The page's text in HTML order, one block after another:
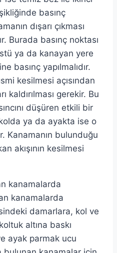
basınç
dışarı çıkması
Burada basınç noktası
ya da kanayan yere
basınç yapılmalıdır.
kesilmesi açısından
kaldırılması gerekir. Bu
düşüren etkili bir
ya da ayakta ise o
Kanamanın bulunduğu
akışının kesilmesi
kanamalarda
kanamalarda
damarlara, kol ve
altına baskı
ayak parmak ucu